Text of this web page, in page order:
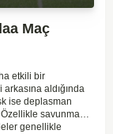
Maç
etkili bir
aldığında
ise deplasman
Özellikle savunma
genellikle